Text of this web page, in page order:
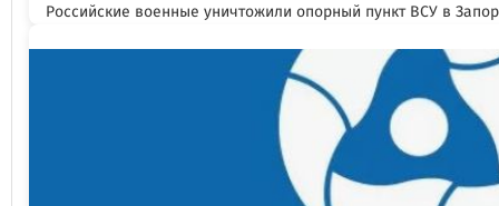
Российские военные уничтожили опорный пункт ВСУ в